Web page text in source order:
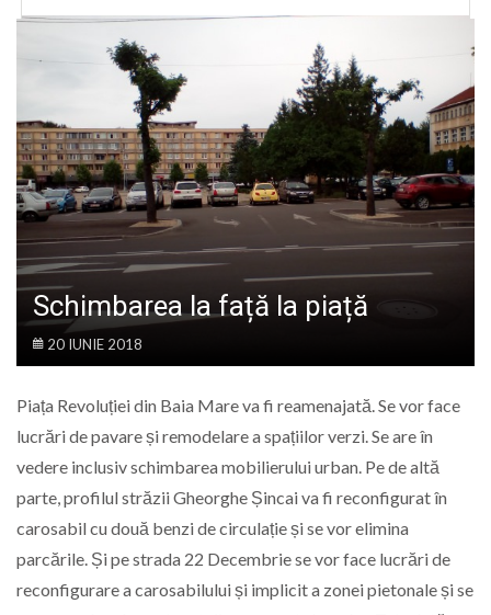
POLITIC
LIFE
Schimbarea la față la piață
20 IUNIE 2018
Piața Revoluției din Baia Mare va fi reamenajată. Se vor face
lucrări de pavare și remodelare a spațiilor verzi. Se are în
vedere inclusiv schimbarea mobilierului urban. Pe de altă
parte, profilul străzii Gheorghe Șincai va fi reconfigurat în
carosabil cu două benzi de circulație și se vor elimina
parcările. Și pe strada 22 Decembrie se vor face lucrări de
reconfigurare a carosabilului și implicit a zonei pietonale și se